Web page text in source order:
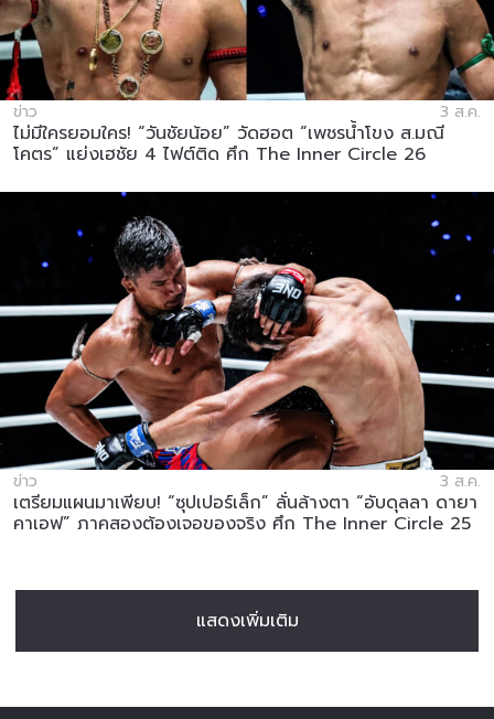
ข่าว 3 ส.ค.
ไม่มีใครยอมใคร! “วันชัยน้อย” วัดฮอต “เพชรน้ำโขง ส.มณี
โคตร” แย่งเฮชัย 4 ไฟต์ติด ศึก The Inner Circle 26
ข่าว 3 ส.ค.
เตรียมแผนมาเพียบ! “ซุปเปอร์เล็ก” ลั่นล้างตา “อับดุลลา ดายา
คาเอฟ” ภาคสองต้องเจอของจริง ศึก The Inner Circle 25
แสดงเพิ่มเติม